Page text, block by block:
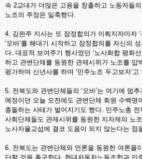
속 2교대가 더많은 고용을 창출하고 노동자들
노조의 주장은 일축했다.
4. 김완주 지사는 또 잠정합의가 이뤄지자마자 ‘
‘오바’를 해대기 시작하고 잠정합의를 자신의
다. 대표적 보여주기 행사였던 ‘노사화합 평화
하고 관변단체를 동원한 관제시위가 노조를 압
평가하며 신년사를 하며 ‘민주노조 두고보자’
5. 전북도와 관변단체들의 ‘오바’는 여기에 멈
예정이던 오늘 오전에도 관변단체 회원 수백명
충돌하는 사태가 벌어지기도 했다. 민주노총
사회단체들도 관제시위를 동원한 지자체의 노
노사자율교섭에 결코 도움이 되지 않는다는 점
6. 전북도는 관변단체와 언론을 동원한 여론몰
단할 것을 촉구한다. 현대자동차노동조합과 민